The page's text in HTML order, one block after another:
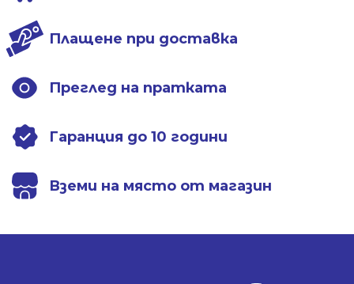
Плащене при доставка
Преглед на пратката
Гаранция до 10 години
Вземи на място от магазин